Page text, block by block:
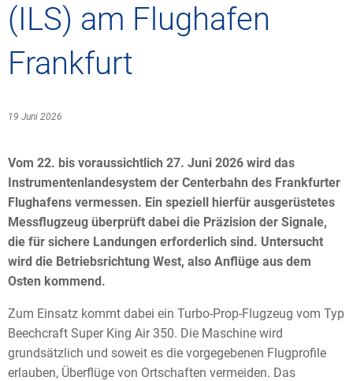
Geschäftspartner
Freizeitaktivitäten
(ILS) am Flughafen
Frankfurt
19 Juni 2026
Vom 22. bis voraussichtlich 27. Juni 2026 wird das
Instrumentenlandesystem der Centerbahn des Frankfurter
Flughafens vermessen. Ein speziell hierfür ausgerüstetes
Messflugzeug überprüft dabei die Präzision der Signale,
die für sichere Landungen erforderlich sind. Untersucht
wird die Betriebsrichtung West, also Anflüge aus dem
Osten kommend.
Zum Einsatz kommt dabei ein Turbo-Prop-Flugzeug vom Typ
Beechcraft Super King Air 350. Die Maschine wird
grundsätzlich und soweit es die vorgegebenen Flugprofile
erlauben, Überflüge von Ortschaften vermeiden. Das